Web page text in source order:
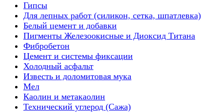
Гипсы
Для лепных работ (силикон, сетка, шпатлевка)
Белый цемент и добавки
Пигменты Железоокисные и Диоксид Титана
Фибробетон
Цемент и системы фиксации
Холодный асфальт
Известь и доломитовая мука
Мел
Каолин и метакаолин
Технический углерод (Сажа)